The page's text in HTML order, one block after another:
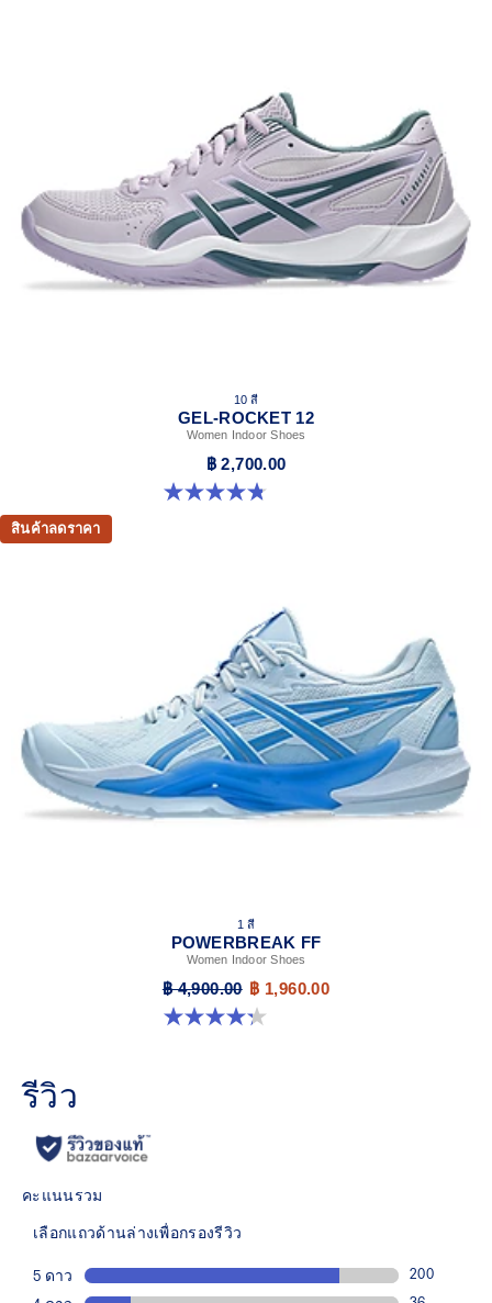
10 สี
GEL-ROCKET 12
Women Indoor Shoes
฿ 2,700.00
4.8 จาก 5 ดาว 151 รีวิว
สินค้าลดราคา
1 สี
POWERBREAK FF
Women Indoor Shoes
฿ 4,900.00 ฿ 1,960.00
4.3 จาก 5 ดาว 12 รีวิว